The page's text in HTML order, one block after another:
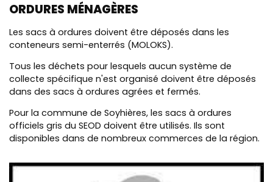
ORDURES MÉNAGÈRES
Les sacs à ordures doivent être déposés dans les
conteneurs semi-enterrés (MOLOKS).
Tous les déchets pour lesquels aucun système de
collecte spécifique n'est organisé doivent être déposés
dans des sacs à ordures agrées et fermés.
Pour la commune de Soyhières, les sacs à ordures
officiels gris du SEOD doivent être utilisés. Ils sont
disponibles dans de nombreux commerces de la région.